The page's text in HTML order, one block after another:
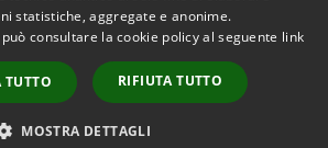
Copyright © 2026 • Comune di
Ancona • Powered by
Municipium•
Accesso
redazione
statistiche, aggregate e anonime.
consultare la cookie policy al seguente link
TUTTO RIFIUTA TUTTO
MOSTRA DETTAGLI